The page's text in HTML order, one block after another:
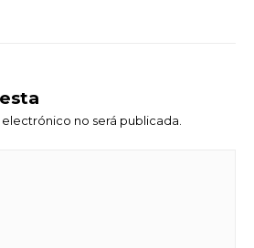
no será publicada.